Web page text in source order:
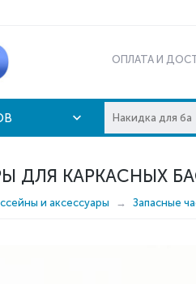
ОПЛАТА И
КАРКАСНЫХ
и аксессуары Запасные